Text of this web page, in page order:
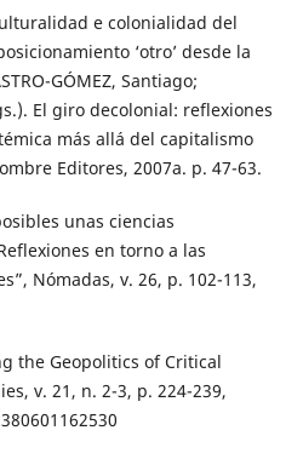
e colonialidad del
‘otro’ desde la
GÓMEZ, Santiago;
El giro decolonial: reflexiones
más allá del capitalismo
Editores, 2007a. p. 47-63.
unas ciencias
en torno a las
Nómadas, v. 26, p. 102-113,
the Geopolitics of Critical
v. 21, n. 2-3, p. 224-239,